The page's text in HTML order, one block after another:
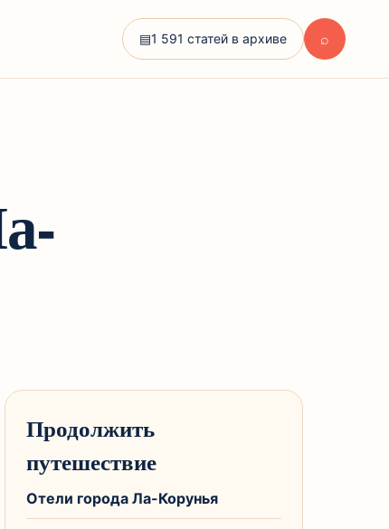
▤1 591 статей в архиве ⌕
Продолжить
путешествие
Отели города Ла-Корунья